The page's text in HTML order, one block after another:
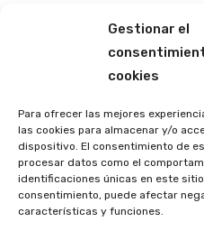
Gestionar el
cookies
Para ofrecer las mejores
las cookies para almacenar y/o
dispositivo. El consentimiento de
procesar datos como el
identificaciones únicas en este
consentimiento, puede afectar
características y funciones.
Las ágoras
(p e r i o d í s